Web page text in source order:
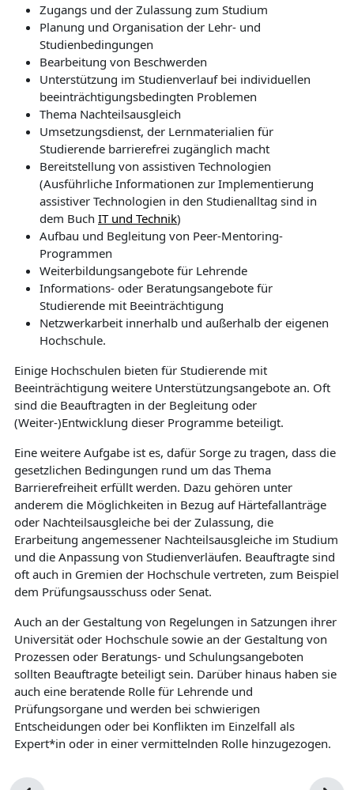
Zugangs und der Zulassung zum Studium
Planung und Organisation der Lehr- und
Studienbedingungen
Bearbeitung von Beschwerden
Unterstützung im Studienverlauf bei individuellen
beeinträchtigungsbedingten Problemen
Thema Nachteilsausgleich
Umsetzungsdienst, der Lernmaterialien für
Studierende barrierefrei zugänglich macht
Bereitstellung von assistiven Technologien
(Ausführliche Informationen zur Implementierung
assistiver Technologien in den Studienalltag sind in
dem Buch IT und Technik)
Aufbau und Begleitung von Peer-Mentoring-
Programmen
Weiterbildungsangebote für Lehrende
Informations- oder Beratungsangebote für
Studierende mit Beeinträchtigung
Netzwerkarbeit innerhalb und außerhalb der eigenen
Hochschule.
Einige Hochschulen bieten für Studierende mit
Beeinträchtigung weitere Unterstützungsangebote an. Oft
sind die Beauftragten in der Begleitung oder
(Weiter-)Entwicklung dieser Programme beteiligt.
Eine weitere Aufgabe ist es, dafür Sorge zu tragen, dass die
gesetzlichen Bedingungen rund um das Thema
Barrierefreiheit erfüllt werden. Dazu gehören unter
anderem die Möglichkeiten in Bezug auf Härtefallanträge
oder Nachteilsausgleiche bei der Zulassung, die
Erarbeitung angemessener Nachteilsausgleiche im Studium
und die Anpassung von Studienverläufen. Beauftragte sind
oft auch in Gremien der Hochschule vertreten, zum Beispiel
dem Prüfungsausschuss oder Senat.
Auch an der Gestaltung von Regelungen in Satzungen ihrer
Universität oder Hochschule sowie an der Gestaltung von
Prozessen oder Beratungs- und Schulungsangeboten
sollten Beauftragte beteiligt sein. Darüber hinaus haben sie
auch eine beratende Rolle für Lehrende und
Prüfungsorgane und werden bei schwierigen
Entscheidungen oder bei Konflikten im Einzelfall als
Expert*in oder in einer vermittelnden Rolle hinzugezogen.